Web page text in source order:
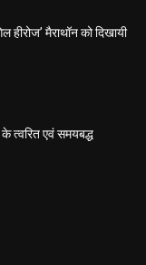
हीरोज’ मैराथॉन को दिखायी
त्वरित एवं समयबद्ध